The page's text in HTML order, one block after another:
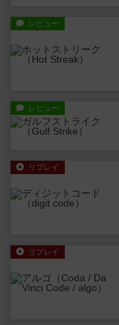
レビュー
レビュー
リプレイ
リプレイ